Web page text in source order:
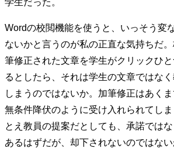
学生だった。
Wordの校閲機能を使うと、いっそう変
ないかと言うのが私の正直な気持ちだ
筆修正された文章を学生がクリックひ
るとしたら、それは学生の文章ではな
しまうのではないか。加筆修正はあくま
無条件降伏のように受け入れられてし
とえ教員の提案だとしても、承諾では
あるはずだが、却下されないのではない